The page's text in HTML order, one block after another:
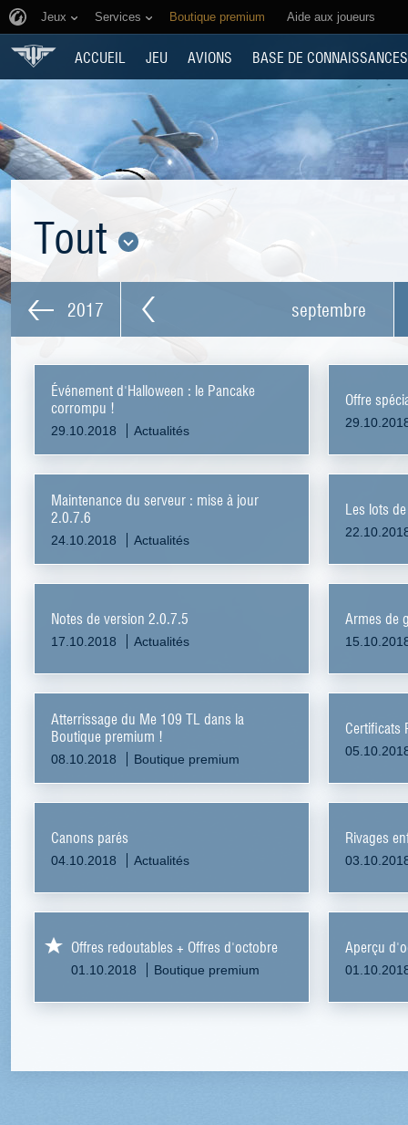
Jeux Services Boutique premium Aide aux joueurs
ACCUEIL JEU AVIONS BASE DE CONNAISSANCES
Tout
2017 septembre
Événement d'Halloween : le Pancake
corrompu !
29.10.2018 Actualités
Offre
Maintenance du serveur : mise à jour
2.0.7.6
24.10.2018 Actualités
Les lots
Notes de version 2.0.7.5
17.10.2018 Actualités
Armes de
Atterrissage du Me 109 TL dans la
Boutique premium !
08.10.2018 Boutique premium
Certificats
Canons parés
04.10.2018 Actualités
Rivages
Offres redoutables + Offres d'octobre
01.10.2018 Boutique premium
Aperçu